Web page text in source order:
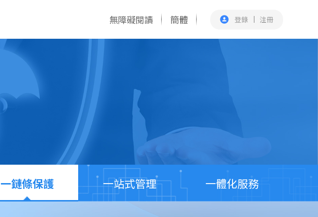
無障礙閱讀 簡體 登錄 注冊
一鏈條保護 一站式管理 一體化服務